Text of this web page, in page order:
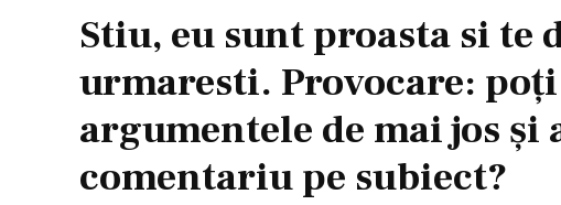
Stiu, eu sunt proasta si te
urmaresti. Provocare:
argumentele de mai jos și
comentariu pe subiect?